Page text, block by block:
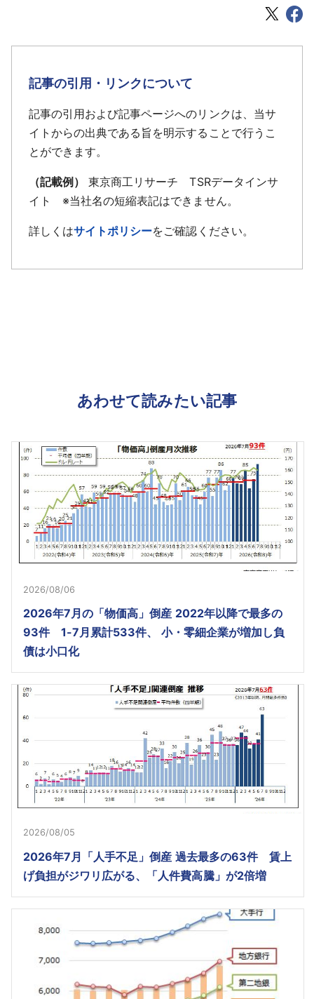
記事の引用・リンクについて
記事の引用および記事ページへのリンクは、当サ
イトからの出典である旨を明示することで行うこ
とができます。
（記載例）
東京商工リサーチ TSRデータインサ
イト ※当社名の短縮表記はできません。
詳しくはサイトポリシーをご確認ください。
あわせて読みたい記事
2026/08/06
2026年7月の「物価高」倒産 2022年以降で最多の
93件 1-7月累計533件、 小・零細企業が増加し負
債は小口化
2026/08/05
2026年7月「人手不足」倒産 過去最多の63件 賃上
げ負担がジワリ広がる、「人件費高騰」が2倍増